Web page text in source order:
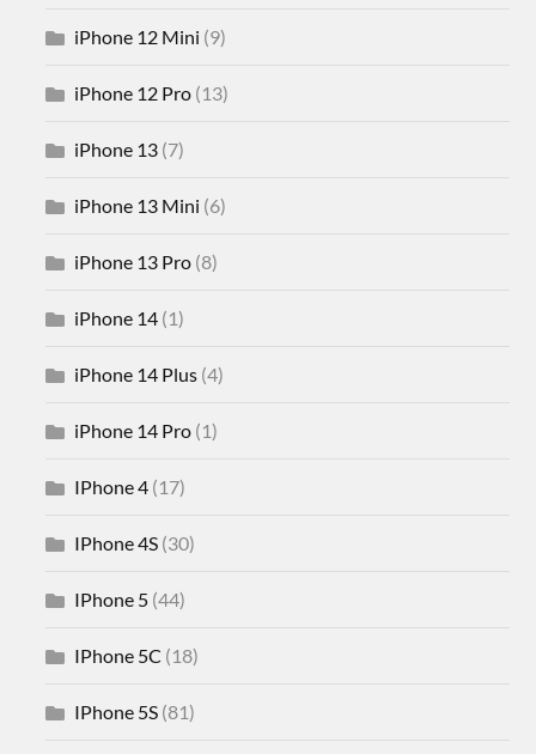
iPhone 12 Mini (9)
iPhone 12 Pro (13)
iPhone 13 (7)
iPhone 13 Mini (6)
iPhone 13 Pro (8)
iPhone 14 (1)
iPhone 14 Plus (4)
iPhone 14 Pro (1)
IPhone 4 (17)
IPhone 4S (30)
IPhone 5 (44)
IPhone 5C (18)
IPhone 5S (81)